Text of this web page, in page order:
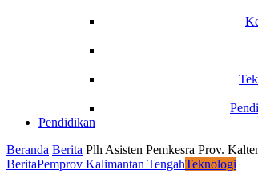
Pendidikan
Beranda Berita Plh Asisten Pemkesra Prov.
BeritaPemprov Kalimantan TengahTeknologi